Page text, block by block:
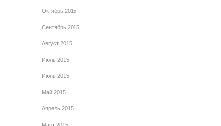
Октябрь 2015
Сентябрь 2015
Август 2015
Июль 2015
Июнь 2015
Май 2015
Апрель 2015
Март 2015